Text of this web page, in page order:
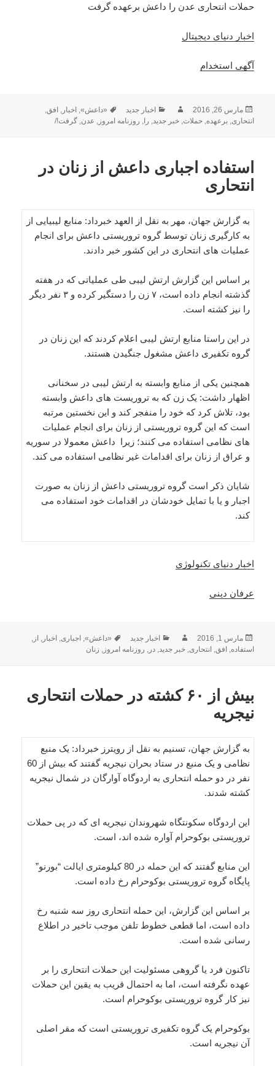
حملات انتحاری عدن را داعش برعهده گرفت
اخبار دنیای دیجیتال
آگهی استخدام
ارسال
شده
مارس 26, 2016 نویسندهدسته‌ها
اخبار جدید برچسب‌ها
«داعش», اخبار, افق,
انتحاری,برعهده,حملات,خبر جدید, را, روزنامه امروز, عدن,گرفت!/
استفاده اجباری داعش از زنان در
انتحاری
به گزارش جهان، مهر به نقل از العهد خبرداد: منابع لیبیایی از
به کارگیری زنان توسط گروه تروریستی داعش برای انجام
عملیات های انتحاری در این کشور خبر دادند.
بر اساس این گزارش ارتش لیبی طی عملیاتی که در هفته
گذشته انجام داده است، ۷ زن را دستگیر کرده و ۳ نفر دیگر
را نیز کشته است.
در این راستا منابع ارتش لیبی اعلام کردند که این زنان در
گروه تکفیری داعش مشغول جنگیدن هستند.
همچنین یکی از منابع وابسته به ارتش لیبی در سخنانی
اظهار داشت: یک زن که به تروریست های داعش وابسته
بود، تلاش کرد که خود را منفجر کند و این نخستین مرتبه
است که این گروه تروریستی از زنان برای انجام عملیات
های نظامی استفاده می کنند؛ زیرا داعش معمولا در سوریه
و عراق از زنان برای اقدامات غیر نظامی استفاده می کند.
شایان ذکر است گروه تروریستی داعش از زنان به صورت
اجبار و یا با تمایل خودشان در اقدامات خود استفاده می
کند.
اخبار دنیای تکنولوژی
عرفان دینی
ارسال
شده
مارس 1, 2016 نویسندهدسته‌ها
اخبار جدید برچسب‌ها
«داعش» ,اجباری ,اخبار ,از
استفاده ,افق ,انتحاری ,خبر جدید ,در روزنامه امروز زنان
بیش از ۶۰ کشته در حملات انتحاری
نیجریه
به گزارش جهان، تسنیم به نقل از رویترز خبرداد: یک منبع
نظامی و یک منبع در ستاد بحران نیجریه گفتند که بیش از 60
نفر در دو حمله انتحاری به اردوگاه آوارگان در شمال نیجریه
کشته شدند.
این اردوگاه سکونتگاه شهروندان نیجریه ای که در پی حملات
تروریستی بوکوحرام آواره شده اند، است.
این منابع گفتند که این حمله در 80 کیلومتری ایالت “بورنو”
پایگاه گروه تروریستی بوکوحرام رخ داده است.
بر اساس این گزارش، این حمله انتحاری روز سه شنبه رخ
داده است، اما قطعی خطوط تلفن موجب تاخیر در اطلاع
رسانی شده است.
تاکنون فرد یا گروهی مسئولیت این حملات انتحاری را بر
عهده نگرفته است، اما به احتمال قریب به یقین این حملات
نیز کار گروه تروریستی بوکوحرام است.
بوکوحرام یک گروه تکفیری تروریستی است که مقر اصلی
آن نیجریه است.